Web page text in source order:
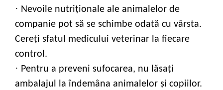
· Nevoile nutriţionale ale animalelor de
companie pot să se schimbe odată cu vârsta.
Cereţi sfatul medicului veterinar la fiecare
control.
· Pentru a preveni sufocarea, nu lăsaţi
ambalajul la îndemâna animalelor şi copiilor.